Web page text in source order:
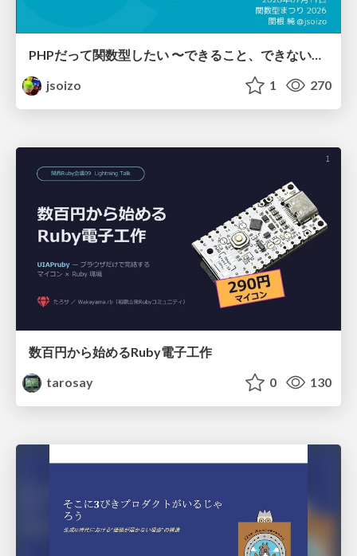
PHPだって関数型したい 〜できること、できないこと〜 / fp-in-php
jsoizo
1 270
数百円から始めるRuby電子工作
tarosay
0 130